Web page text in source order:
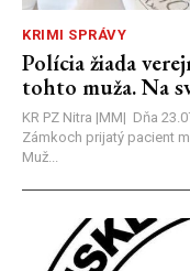
KRIMI SPRÁVY
Polícia žiada
tohto muža. Na
KR PZ Nitra |MM| Dňa
Zámkoch prijatý pacient
Muž...